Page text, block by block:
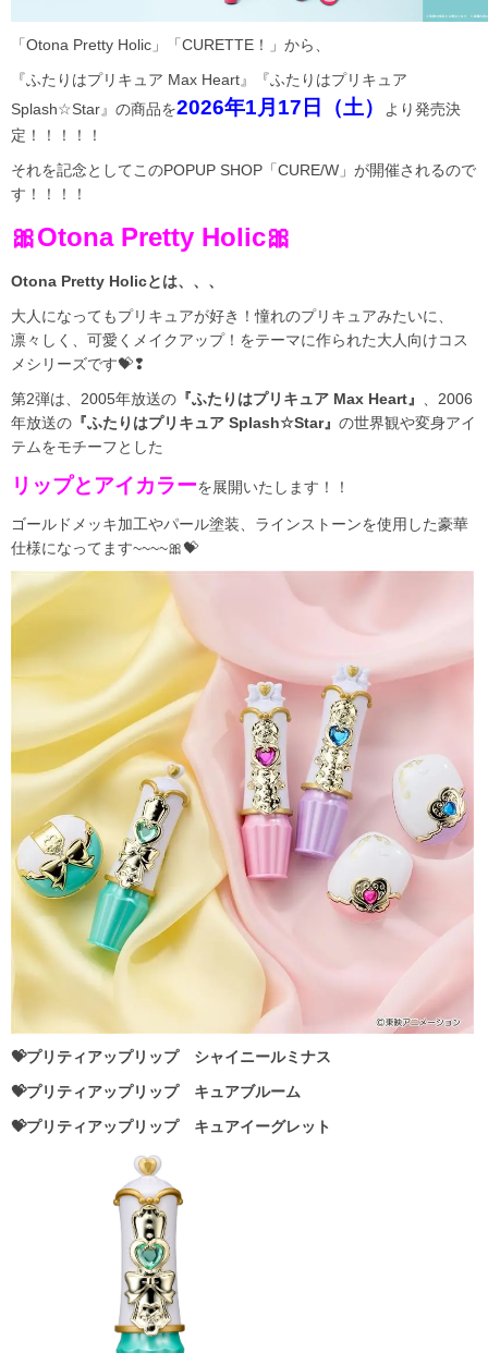
「Otona Pretty Holic」「CURETTE！」から、
『ふたりはプリキュア Max Heart』『ふたりはプリキュア
Splash☆Star』の商品を2026年1月17日（土）
より発売決
定！！！！！
それを記念としてこのPOPUP SHOP「CURE/W」が開催されるので
す！！！！
🎀Otona Pretty Holic🎀
Otona Pretty Holicとは、、、
大人になってもプリキュアが好き！憧れのプリキュアみたいに、
凛々しく、可愛くメイクアップ！をテーマに作られた大人向けコス
メシリーズです💝❢
第2弾は、2005年放送の 『ふたりはプリキュア Max Heart』
、2006
年放送の 『ふたりはプリキュア Splash☆Star』 の世界観や変身アイ
テムをモチーフとした
リップとアイカラーを展開いたします！！
ゴールドメッキ加工やパール塗装、ラインストーンを使用した豪華
仕様になってます~~~~🎀💝
💝プリティアップリップ シャイニールミナス
💝プリティアップリップ キュアブルーム
💝プリティアップリップ キュアイーグレット